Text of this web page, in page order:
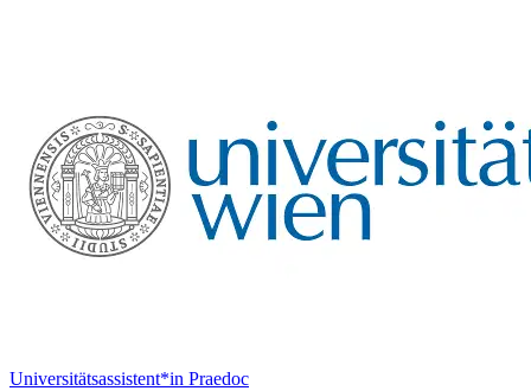
Universitätsassistent*in Praedoc